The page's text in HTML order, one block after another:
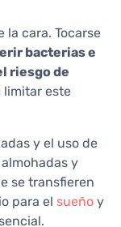
la cara. Tocarse
bacterias e
riesgo de
limitar este
y el uso de
y
se transfieren
para el sueño y